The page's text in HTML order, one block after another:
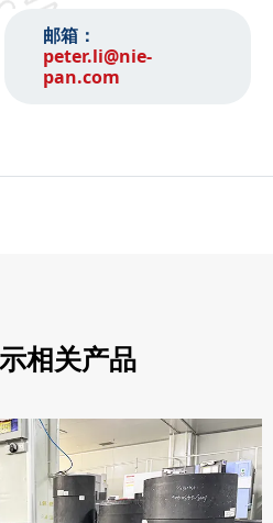
邮箱：
peter.li@nie-
pan.com
相关产品